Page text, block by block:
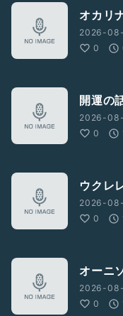
オカリ
2026-
0
開運の
2026-
0
ウクレ
2026-
0
オーニ
2026-
0